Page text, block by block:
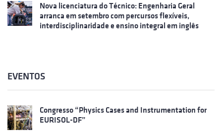
Nova licenciatura do Técnico: Engenharia Geral
arranca em setembro com percursos flexíveis,
interdisciplinaridade e ensino integral em inglês
EVENTOS
Congresso “Physics Cases and Instrumentation for
EURISOL-DF”